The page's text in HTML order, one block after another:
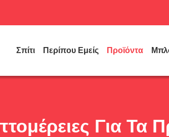
Σπίτι Περίπου Εμείς Προϊόντα
Για Τα